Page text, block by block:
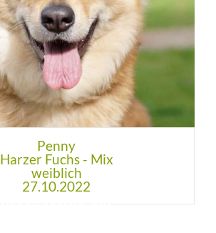
Penny
Harzer Fuchs - Mix
weiblich
27.10.2022